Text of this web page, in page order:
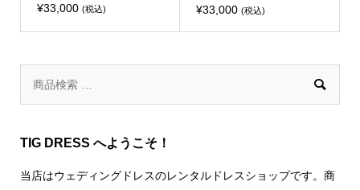
¥33,000 (税込)
¥33,000 (税込)

TIG DRESS へようこそ！
当店はウェディングドレスのレンタルドレスショップです。商